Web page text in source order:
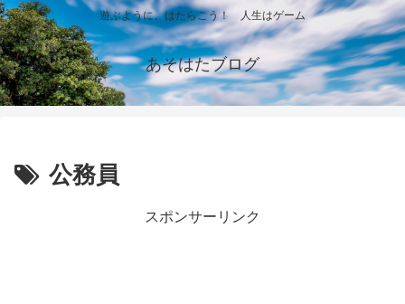
遊ぶように、はたらこう！ 人生はゲーム
あそはたブログ
公務員
スポンサーリンク